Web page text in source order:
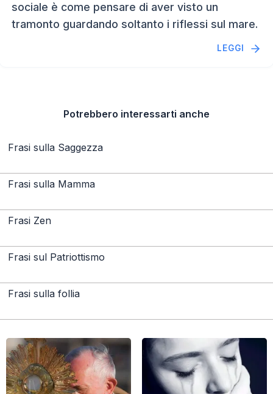
sociale è come pensare di aver visto un
tramonto guardando soltanto i riflessi sul mare.
LEGGI
Potrebbero interessarti anche
Frasi sulla Saggezza
Frasi sulla Mamma
Frasi Zen
Frasi sul Patriottismo
Frasi sulla follia